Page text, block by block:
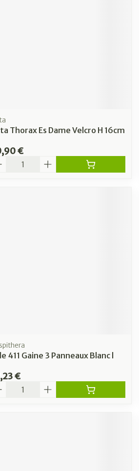
Thorax Es Dame Velcro H 16cm
€
411 Gaine 3 Panneaux Blanc l
€